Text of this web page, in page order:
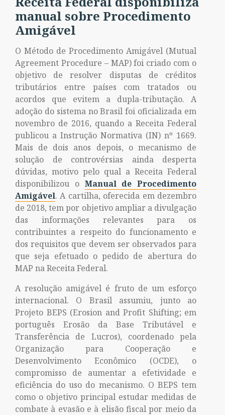
manual sobre Procedimento
Amigável
O Método de Procedimento Amigável (Mutual
Agreement Procedure – MAP) foi criado com o
objetivo de resolver disputas de créditos
tributários entre países com tratados ou
acordos que evitem a dupla-tributação. A
adoção do sistema no Brasil foi oficializada em
novembro de 2016, quando a Receita Federal
publicou a Instrução Normativa (IN) nº 1669.
Mais de dois anos depois, o mecanismo de
solução de controvérsias ainda desperta
dúvidas, motivo pelo qual a Receita Federal
disponibilizou o Manual de Procedimento
Amigável. A cartilha, oferecida em dezembro
de 2018, tem por objetivo ampliar a divulgação
das informações relevantes para os
contribuintes a respeito do funcionamento e
dos requisitos que devem ser observados para
que seja efetuado o pedido de abertura do
MAP na Receita Federal.
A resolução amigável é fruto de um esforço
internacional. O Brasil assumiu, junto ao
Projeto BEPS (Erosion and Profit Shifting; em
português Erosão da Base Tributável e
Transferência de Lucros), coordenado pela
Organização para Cooperação e
Desenvolvimento Econômico (OCDE), o
compromisso de aumentar a efetividade e
eficiência do uso do mecanismo. O BEPS tem
como o objetivo principal estudar medidas de
combate à evasão e à elisão fiscal por meio da